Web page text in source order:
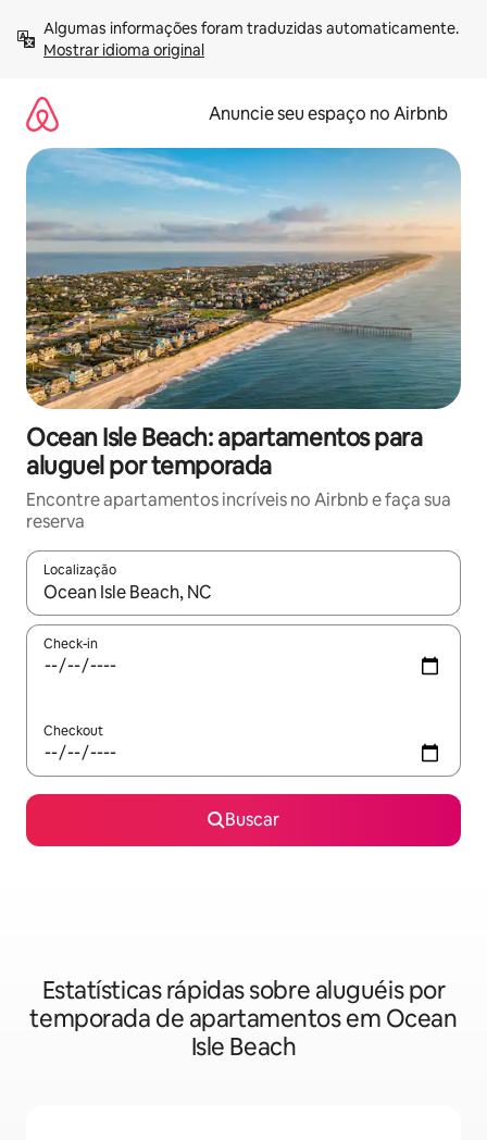
para
Mostrar idioma original
Anuncie seu espaço no Airbnb
Ocean Isle Beach: apartamentos para
aluguel por temporada
Encontre apartamentos incríveis no Airbnb e faça sua
reserva
Localização
Quando os resultados estiverem disponíveis, explore-os
Check-in
Checkout
Buscar
Estatísticas rápidas sobre aluguéis por
temporada de apartamentos em Ocean
Isle Beach